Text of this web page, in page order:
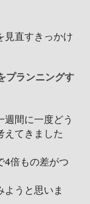
見直すきっかけ
プランニングす
間に一度どう
えてきました
4倍もの差がつ
うと思いま